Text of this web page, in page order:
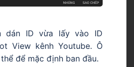
dán ID vừa lấy vào ID
View kênh Youtube. Ô
để mặc định ban đầu.